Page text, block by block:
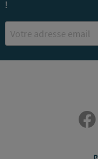
!